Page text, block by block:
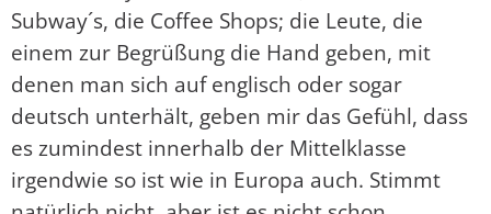
Subway´s, die Coffee Shops; die Leute, die
einem zur Begrüßung die Hand geben, mit
denen man sich auf englisch oder sogar
deutsch unterhält, geben mir das Gefühl, dass
es zumindest innerhalb der Mittelklasse
irgendwie so ist wie in Europa auch. Stimmt